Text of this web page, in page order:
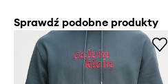
Sprawdź podobne produkty